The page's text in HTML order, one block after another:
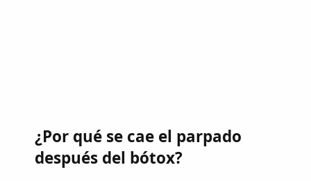
¿Por qué se cae el parpado
después del bótox?